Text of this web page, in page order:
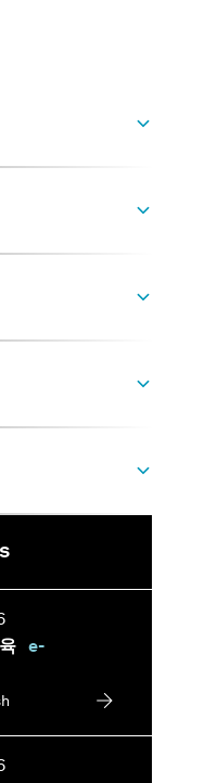
터 처리
원리
스크린에는
가 권장됨
마우스
드폰이 유용할 수
소 5 Mbit/s，권
는 일반 시스템
행하는 교육과정
서 시행하는 교육
행하는 교육과정
되는 경우 VAT 추
하시는 언제든 시
가능합니다．
짜는 요청시 제공
용 가능합니다．
짜는 요청시 제공
e-